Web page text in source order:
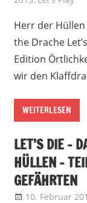
Herr der Hüllen
the Drache
Edition
wir den
WEITERLESEN
LET’S DIE –
HÜLLEN –
GEFÄHRTEN
10. Februar